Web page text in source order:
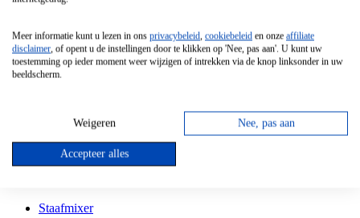
Vrijstaande Magnetron
Vrijstaande Kookplaat
Inbouw Gaskookplaat
Inbouw Keramische Kookplaat
Kookplaat Accessoires
Staafmixer
Meer informatie kunt u lezen in ons privacybeleid, cookiebeleid en onze affiliate
disclaimer, of opent u de instellingen door te klikken op 'Nee, pas aan'. U kunt uw
toestemming op ieder moment weer wijzigen of intrekken via de knop linksonder in uw
beeldscherm.
Weigeren Nee, pas aan
Accepteer alles